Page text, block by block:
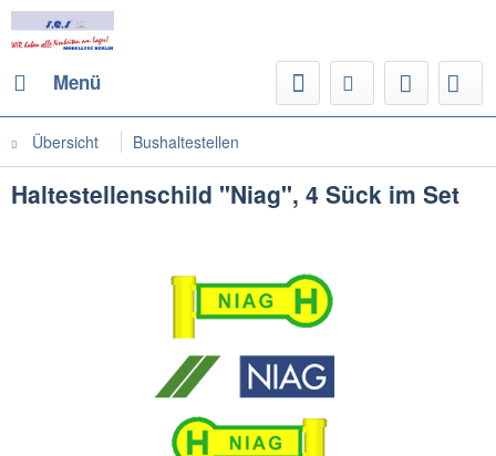
Menü
Übersicht Bushaltestellen
Haltestellenschild "Niag", 4 Sück im Set